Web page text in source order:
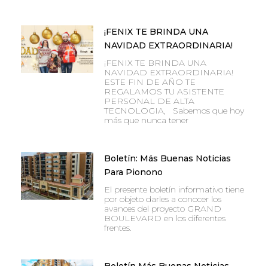
¡FENIX TE BRINDA UNA
NAVIDAD EXTRAORDINARIA!
¡FENIX TE BRINDA UNA
NAVIDAD EXTRAORDINARIA!
ESTE FIN DE AÑO TE
REGALAMOS TU ASISTENTE
PERSONAL DE ALTA
TECNOLOGIA, Sabemos que hoy
más que nunca tener
Boletín: Más Buenas Noticias
Para Pionono
El presente boletín informativo tiene
por objeto darles a conocer los
avances del proyecto GRAND
BOULEVARD en los diferentes
frentes.